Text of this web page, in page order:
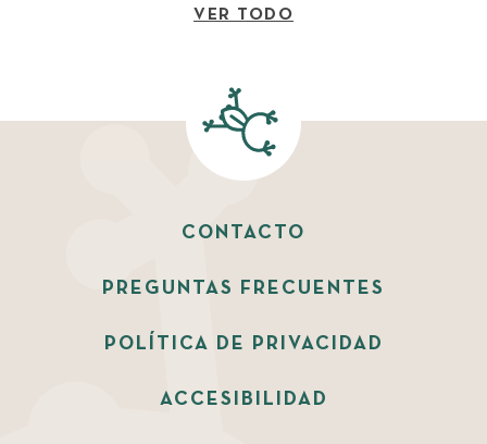
VER TODO
CONTACTO
PREGUNTAS FRECUENTES
POLÍTICA DE PRIVACIDAD
ACCESIBILIDAD